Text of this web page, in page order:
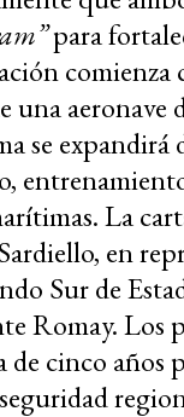
para
comienza
una
se
La
en
Sur de
Romay. Los
de cinco años